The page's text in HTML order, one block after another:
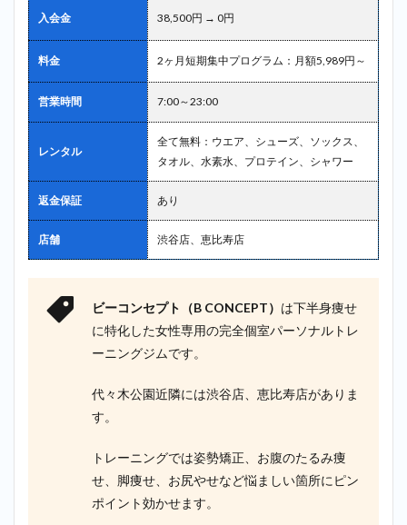
入会金 38,500円 → 0円
料金 2ヶ月短期集中プログラム：月額5,989円～
営業時間 7:00～23:00
レンタル
全て無料：ウエア、シューズ、ソックス、
タオル、水素水、プロテイン、シャワー
返金保証 あり
店舗 渋谷店、恵比寿店
ビーコンセプト（B CONCEPT） は下半身痩せ
に特化した女性専用の完全個室パーソナルトレ
ーニングジムです。
代々木公園近隣には渋谷店、恵比寿店がありま
す。
トレーニングでは姿勢矯正、お腹のたるみ痩
せ、脚痩せ、お尻やせなど悩ましい箇所にピン
ポイント効かせます。